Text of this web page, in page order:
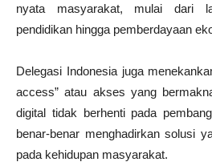
nyata masyarakat, mulai dari
pendidikan hingga pemberdayaan
Delegasi Indonesia juga
access” atau akses yang
digital tidak berhenti pada
benar-benar menghadirkan solusi
pada kehidupan masyarakat.